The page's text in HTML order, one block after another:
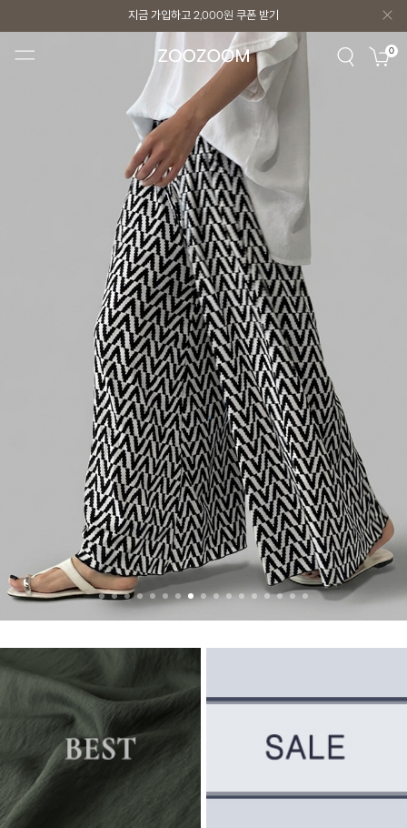
지금 가입하고 2,000원 쿠폰 받기
지금 가입하고 2,000원쿠폰 받기 0